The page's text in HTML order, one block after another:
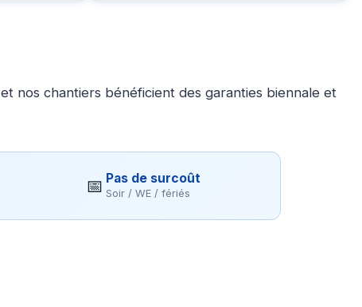
nos chantiers bénéficient des garanties biennale et
📅 Pas de surcoût
Soir / WE / fériés